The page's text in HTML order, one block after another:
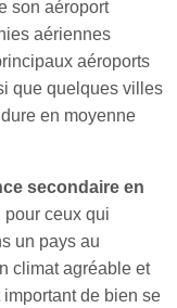
son aéroport
aériennes
aéroports
que quelques villes
en moyenne
secondaire en
pour ceux qui
un pays au
climat agréable et
de bien se